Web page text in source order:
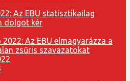
Az EBU statisztikailag
dolgot kér
Az EBU elmagyarázza a
zsűris szavazatokat